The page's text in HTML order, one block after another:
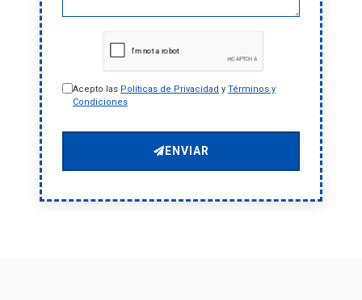
Acepto las Políticas de Privacidad y Términos y
Condiciones
ENVIAR